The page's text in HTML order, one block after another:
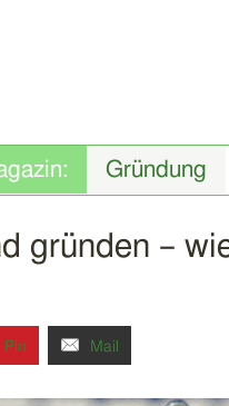
Gründung
gründen –
Pin Mail